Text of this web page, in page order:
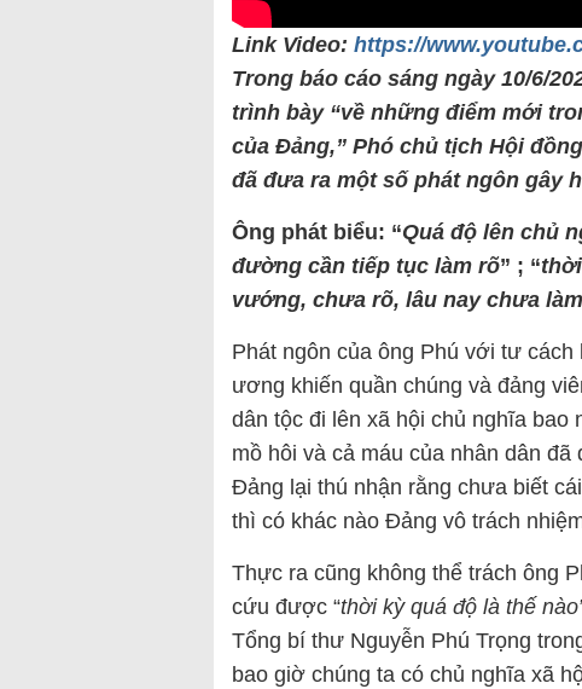
Link Video: https://
Trong báo cáo sáng ngày 10/6/
trình bày “về những điểm mới
của Đảng,” Phó chủ tịch Hội
đã đưa ra một số phát ngôn gây
Ông phát biểu: “Quá độ lên chủ
đường cần tiếp tục làm rõ” ; “
vướng, chưa rõ, lâu nay chưa
Phát ngôn của ông Phú với tư
ương khiến quần chúng và đảng
dân tộc đi lên xã hội chủ nghĩa bao
mồ hôi và cả máu của nhân dân
Đảng lại thú nhận rằng chưa biết
thì có khác nào Đảng vô trách
Thực ra cũng không thể trách ông
cứu được “thời kỳ quá độ là thế
Tổng bí thư Nguyễn Phú Trọng
bao giờ chúng ta có chủ nghĩa xã